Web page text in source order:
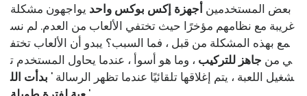
بعض المستخدمين أجهزة إكس بوكس ​​واحد يواجهون مشكلة
غريبة مع نظامهم مؤخرًا حيث تختفي الألعاب من العدم. لم نس
مع بهذه المشكلة من قبل ، فما السبب؟ يبدو أن الألعاب تختف
ي من جاهز للتركيب ، وما هو أسوأ ، عندما يحاول المستخدم ت
شغيل اللعبة ، يتم إغلاقها تلقائيًا عندما تظهر الرسالة ' بدأت الل